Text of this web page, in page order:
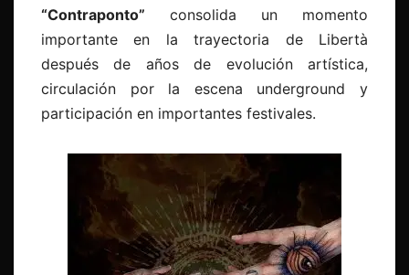
“Contraponto” consolida un momento
importante en la trayectoria de Libertà
después de años de evolución artística,
circulación por la escena underground y
participación en importantes festivales.